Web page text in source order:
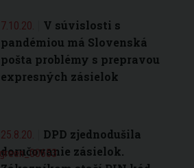
7.10.20.
V súvislosti s
pandémiou má Slovenská
pošta problémy s prepravou
expresných zásielok
25.8.20.
DPD zjednodušila
doručovanie zásielok.